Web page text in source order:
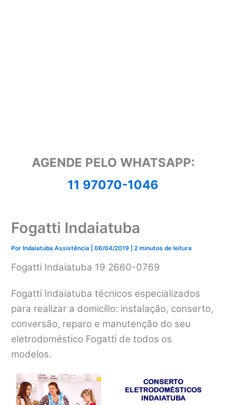
AGENDE PELO WHATSAPP:
11 97070-1046
Fogatti Indaiatuba
Por Indaiatuba Assistência |06/04/2019 |2 minutos de leitura
Fogatti Indaiatuba 19 2660-0769
Fogatti Indaiatuba técnicos especializados
para realizar a domicílio: instalação, conserto,
conversão, reparo e manutenção do seu
eletrodoméstico Fogatti de todos os
modelos.